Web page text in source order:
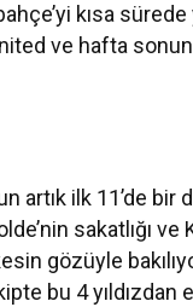
kısa
ve hafta
artık ilk 11’de
sakatlığı ve
gözüyle
bu 4 yıldızdan